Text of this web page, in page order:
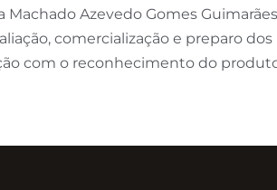
Machado Azevedo Gomes
comercialização e preparo
com o reconhecimento do